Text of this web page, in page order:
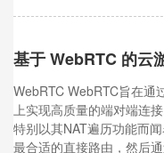
基于 WebRTC 的云
WebRTC WebRTC旨在通
上实现高质量的端对端连
特别以其NAT遍历功能而
最合适的直接路由，然后